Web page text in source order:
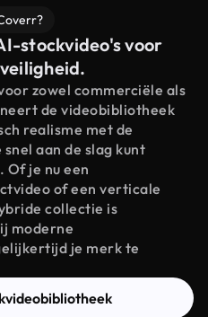
stockvideo's voor
zowel commerciële als
de videobibliotheek
realisme met de
aan de slag kunt
Of je nu een
of een verticale
collectie is
moderne
je merk te